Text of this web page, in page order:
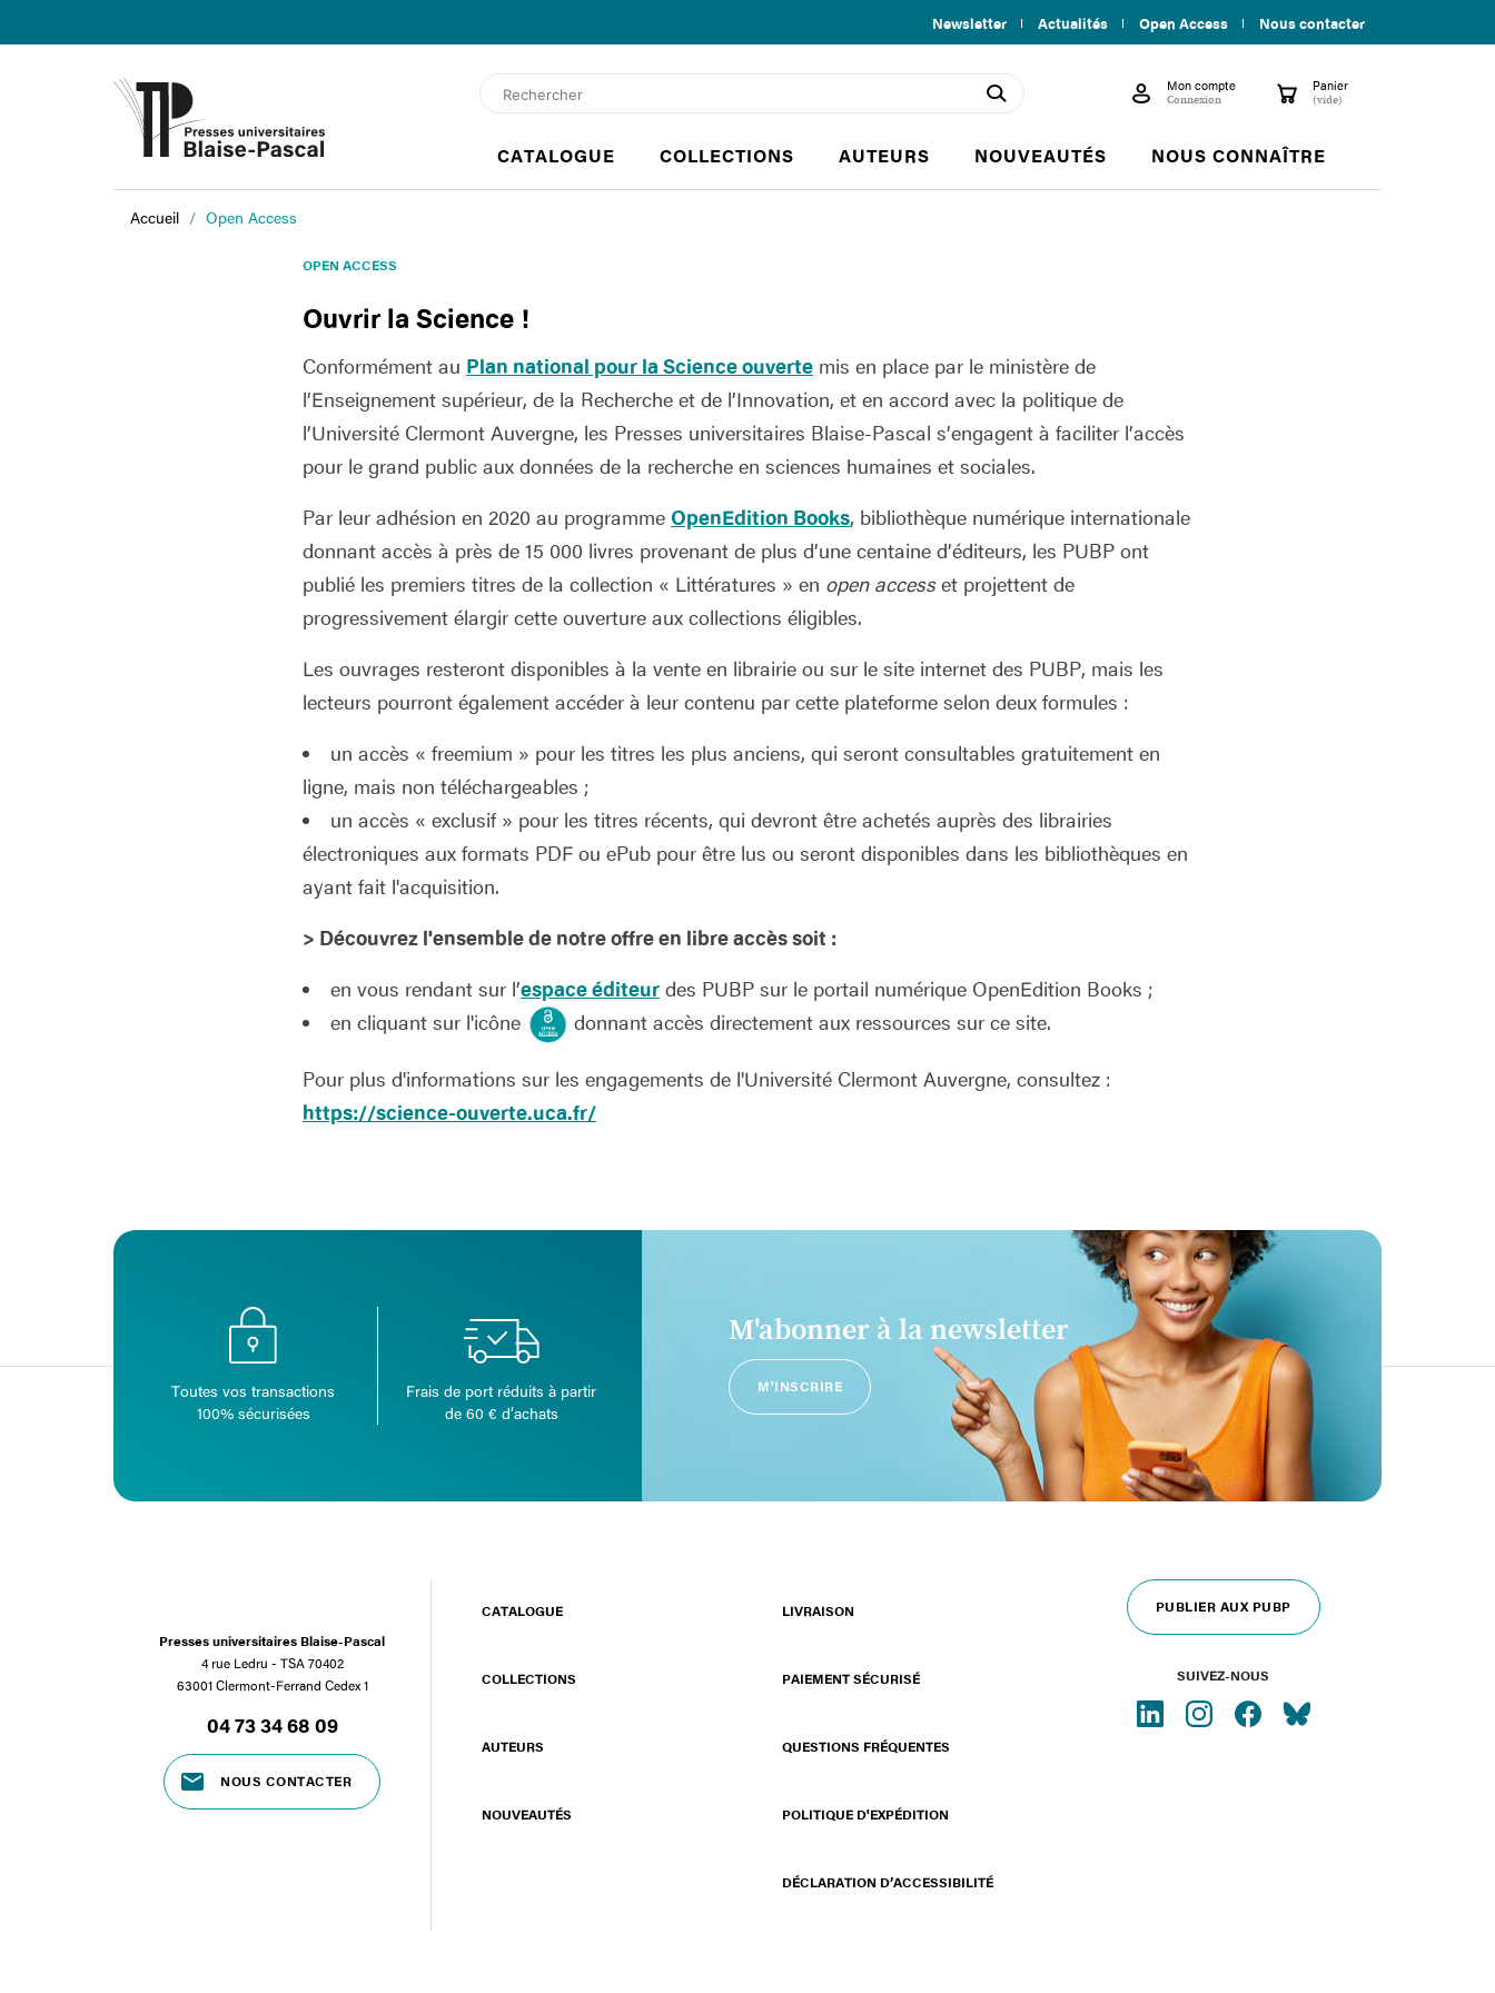
Newsletter Actualités Open Access Nous contacter
search  Mon compte
Connexion shopping_cart Panier
(vide)
CATALOGUE COLLECTIONS AUTEURS NOUVEAUTÉS NOUS CONNAÎTRE
Accueil Open Access
OPEN ACCESS
Ouvrir la Science !
Conformément au Plan national pour la Science ouverte mis en place par le ministère de
l’Enseignement supérieur, de la Recherche et de l’Innovation, et en accord avec la politique de
l’Université Clermont Auvergne, les Presses universitaires Blaise-Pascal s’engagent à faciliter l’accès
pour le grand public aux données de la recherche en sciences humaines et sociales.
Par leur adhésion en 2020 au programme OpenEdition Books, bibliothèque numérique internationale
donnant accès à près de 15 000 livres provenant de plus d’une centaine d’éditeurs, les PUBP ont
publié les premiers titres de la collection « Littératures » en open accesset projettent de
progressivement élargir cette ouverture aux collections éligibles.
Les ouvrages resteront disponibles à la vente en librairie ou sur le site internet des PUBP, mais les
lecteurs pourront également accéder à leur contenu par cette plateforme selon deux formules :
un accès « freemium » pour les titres les plus anciens, qui seront consultables gratuitement en
ligne, mais non téléchargeables ;
un accès « exclusif » pour les titres récents, qui devront être achetés auprès des librairies
électroniques aux formats PDF ou ePub pour être lus ou seront disponibles dans les bibliothèques en
ayant fait l'acquisition.
> Découvrez l'ensemble de notre offre en libreaccèssoit :
en vous rendant sur l’espace éditeur des PUBP sur le portail numérique OpenEdition Books ;
en cliquant sur l'icône
donnant accès directement aux ressources sur ce site.
Pour plus d'informations sur les engagements de l'Université Clermont Auvergne, consultez :
https://science-ouverte.uca.fr/
Toutes vos transactions
100% sécurisées
Frais de port réduits à partir
de 60 € d’achats
M'abonner à la newsletter
M'INSCRIRE
Presses universitaires Blaise-Pascal
4 rue Ledru - TSA 70402
63001 Clermont-Ferrand Cedex 1
04 73 34 68 09
NOUS CONTACTER
CATALOGUE
COLLECTIONS
AUTEURS
NOUVEAUTÉS
LIVRAISON
PAIEMENT SÉCURISÉ
QUESTIONS FRÉQUENTES
POLITIQUE D'EXPÉDITION
DÉCLARATION D’ACCESSIBILITÉ
PUBLIER AUX PUBP
SUIVEZ-NOUS